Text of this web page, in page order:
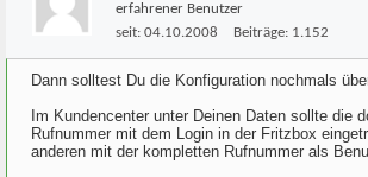
erfahrener Benutzer
seit: 04.10.2008 Beiträge: 1.152
Dann solltest Du die Konfiguration nochmals
Im Kundencenter unter Deinen Daten sollte die
Rufnummer mit dem Login in der Fritzbox
anderen mit der kompletten Rufnummer als